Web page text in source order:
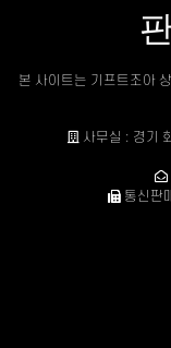
본 사이트는 기프트조아
사무실 : 경기
통신판